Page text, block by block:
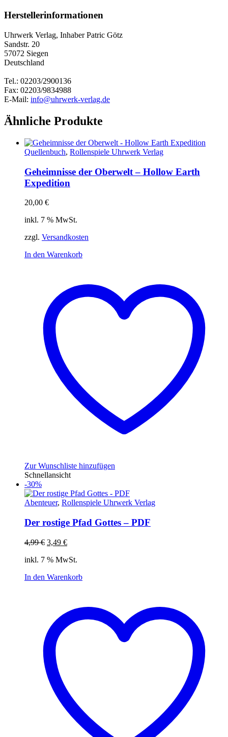
Herstellerinformationen
Uhrwerk Verlag, Inhaber Patric Götz
Sandstr. 20
57072 Siegen
Deutschland
Tel.: 02203/2900136
Fax: 02203/9834988
E-Mail: info@uhrwerk-verlag.de
Ähnliche Produkte
Quellenbuch, Rollenspiele Uhrwerk Verlag
Geheimnisse der Oberwelt – Hollow Earth
Expedition
20,00 €
inkl. 7 % MwSt.
zzgl. Versandkosten
In den Warenkorb
Zur Wunschliste hinzufügen
Schnellansicht
-30%
Abenteuer, Rollenspiele Uhrwerk Verlag
Der rostige Pfad Gottes – PDF
4,99€ Ursprünglicher
war:
3,49 €Aktueller
ist:
inkl. 7 % MwSt.
In den Warenkorb